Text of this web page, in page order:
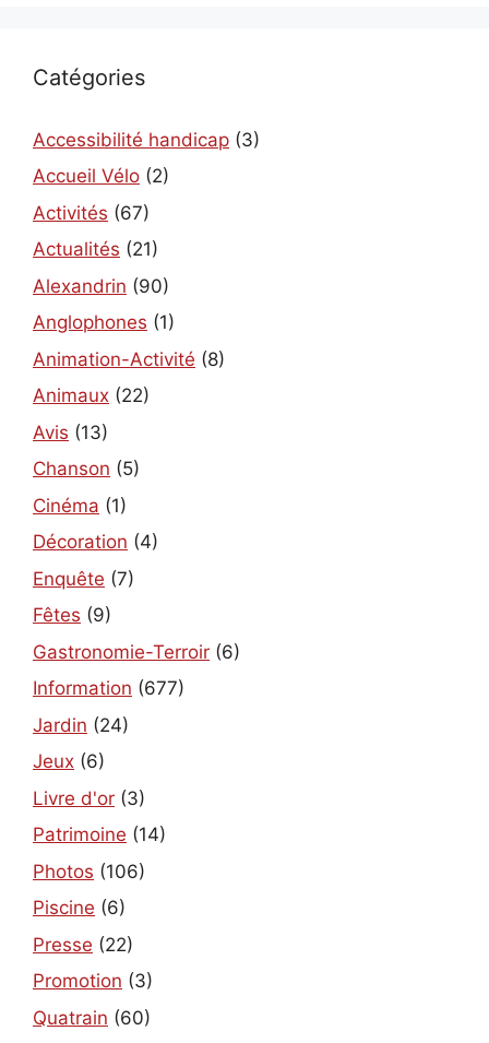
Catégories
Accessibilité handicap (3)
Accueil Vélo (2)
Activités (67)
Actualités (21)
Alexandrin (90)
Anglophones (1)
Animation-Activité (8)
Animaux (22)
Avis (13)
Chanson (5)
Cinéma (1)
Décoration (4)
Enquête (7)
Fêtes (9)
Gastronomie-Terroir (6)
Information (677)
Jardin (24)
Jeux (6)
Livre d'or (3)
Patrimoine (14)
Photos (106)
Piscine (6)
Presse (22)
Promotion (3)
Quatrain (60)